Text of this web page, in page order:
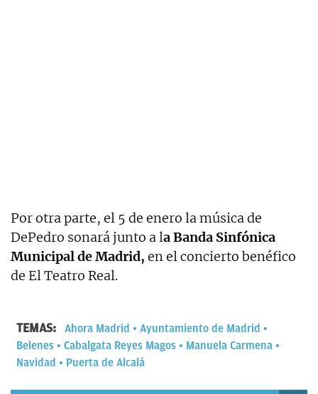
Por otra parte, el 5 de enero la música de
DePedro sonará junto a la Banda Sinfónica
Municipal de Madrid, en el concierto benéfico
de El Teatro Real.
TEMAS: Ahora Madrid
Ayuntamiento de Madrid
Belenes
Cabalgata Reyes Magos
Manuela Carmena
Navidad
Puerta de Alcalá